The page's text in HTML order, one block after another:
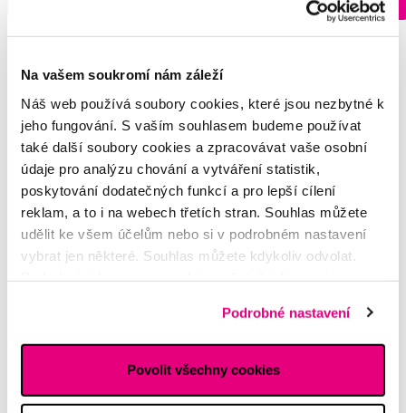
Na vašem soukromí nám záleží
Náš web používá soubory cookies, které jsou nezbytné k
jeho fungování. S vaším souhlasem budeme používat
také další soubory cookies a zpracovávat vaše osobní
údaje pro analýzu chování a vytváření statistik,
poskytování dodatečných funkcí a pro lepší cílení
reklam, a to i na webech třetích stran. Souhlas můžete
udělit ke všem účelům nebo si v podrobném nastavení
vybrat jen některé. Souhlas můžete kdykoliv odvolat.
Podrobné nastavení
Povolit všechny cookies
Vybrané dotazy a články
Oral-B iO 10